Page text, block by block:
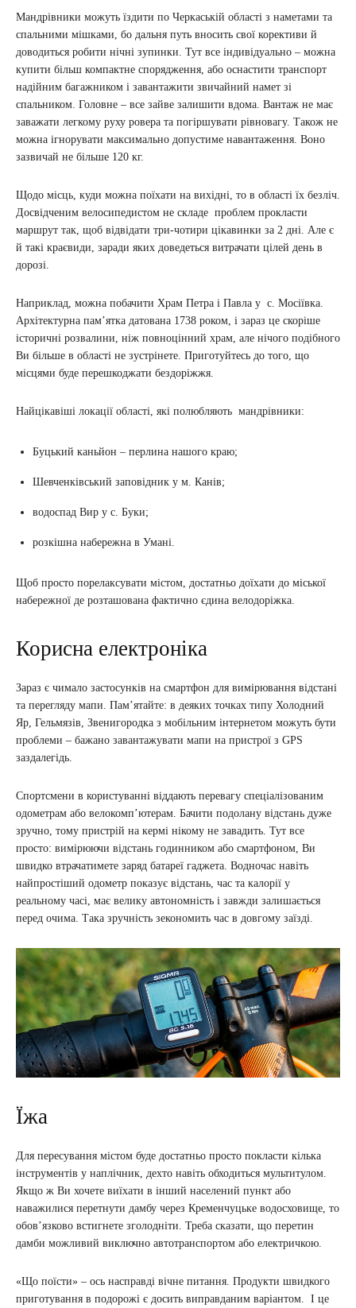
Мандрівники можуть їздити по Черкаській області з наметами та
спальними мішками, бо дальня путь вносить свої корективи й
доводиться робити нічні зупинки. Тут все індивідуально – можна
купити більш компактне спорядження, або оснастити транспорт
надійним багажником і завантажити звичайний намет зі
спальником. Головне – все зайве залишити вдома. Вантаж не має
заважати легкому руху ровера та погіршувати рівновагу. Також не
можна ігнорувати максимально допустиме навантаження. Воно
зазвичай не більше 120 кг.
Щодо місць, куди можна поїхати на вихідні, то в області їх безліч.
Досвідченим велосипедистом не складе проблем прокласти
маршрут так, щоб відвідати три-чотири цікавинки за 2 дні. Але є
й такі краєвиди, заради яких доведеться витрачати цілей день в
дорозі.
Наприклад, можна побачити Храм Петра і Павла у с. Мосіївка.
Архітектурна пам’ятка датована 1738 роком, і зараз це скоріше
історичні розвалини, ніж повноцінний храм, але нічого подібного
Ви більше в області не зустрінете. Приготуйтесь до того, що
місцями буде перешкоджати бездоріжжя.
Найцікавіші локації області, які полюбляють мандрівники:
Буцький каньйон – перлина нашого краю;
Шевченківський заповідник у м. Канів;
водоспад Вир у с. Буки;
розкішна набережна в Умані.
Щоб просто порелаксувати містом, достатньо доїхати до міської
набережної де розташована фактично єдина велодоріжка.
Корисна електроніка
Зараз є чимало застосунків на смартфон для вимірювання відстані
та перегляду мапи. Пам’ятайте: в деяких точках типу Холодний
Яр, Гельмязів, Звенигородка з мобільним інтернетом можуть бути
проблеми – бажано завантажувати мапи на пристрої з GPS
заздалегідь.
Спортсмени в користуванні віддають перевагу спеціалізованим
одометрам або велокомп’ютерам. Бачити подолану відстань дуже
зручно, тому пристрій на кермі нікому не завадить. Тут все
просто: вимірюючи відстань годинником або смартфоном, Ви
швидко втрачатимете заряд батареї гаджета. Водночас навіть
найпростіший одометр показує відстань, час та калорії у
реальному часі, має велику автономність і завжди залишається
перед очима. Така зручність зекономить час в довгому заїзді.
Їжа
Для пересування містом буде достатньо просто покласти кілька
інструментів у наплічник, дехто навіть обходиться мультитулом.
Якщо ж Ви хочете виїхати в інший населений пункт або
наважилися перетнути дамбу через Кременчуцьке водосховище, то
обов’язково встигнете зголодніти. Треба сказати, що перетин
дамби можливий виключно автотранспортом або електричкою.
«Що поїсти» – ось насправді вічне питання. Продукти швидкого
приготування в подорожі є досить виправданим варіантом. І це